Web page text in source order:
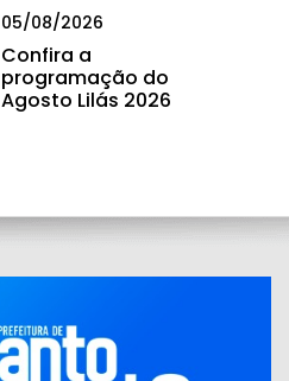
05/08/2026
Confira a
programação do
Agosto Lilás 2026